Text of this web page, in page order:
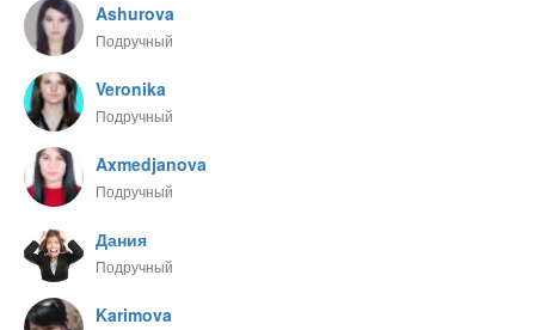
Ashurova
Подручный
Veronika
Подручный
Axmedjanova
Подручный
Дания
Подручный
Karimova